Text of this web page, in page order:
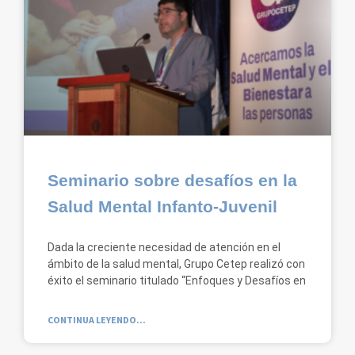
Seminario sobre desafíos en la
Salud Mental Infanto-Juvenil
Dada la creciente necesidad de atención en el
ámbito de la salud mental, Grupo Cetep realizó con
éxito el seminario titulado “Enfoques y Desafíos en
CONTINUA LEYENDO...